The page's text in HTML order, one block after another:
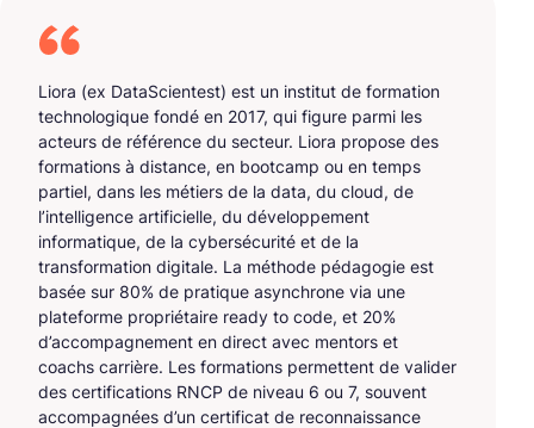
Liora (ex DataScientest) est un institut de formation
technologique fondé en 2017, qui figure parmi les
acteurs de référence du secteur. Liora propose des
formations à distance, en bootcamp ou en temps
partiel, dans les métiers de la data, du cloud, de
l’intelligence artificielle, du développement
informatique, de la cybersécurité et de la
transformation digitale. La méthode pédagogie est
basée sur 80% de pratique asynchrone via une
plateforme propriétaire ready to code, et 20%
d’accompagnement en direct avec mentors et
coachs carrière. Les formations permettent de valider
des certifications RNCP de niveau 6 ou 7, souvent
accompagnées d’un certificat de reconnaissance